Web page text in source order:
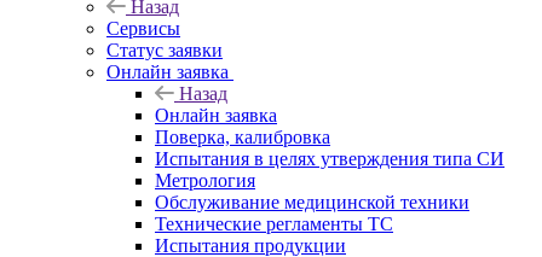
Назад
Сервисы
Статус заявки
Онлайн заявка
Назад
Онлайн заявка
Поверка, калибровка
Испытания в целях утверждения типа СИ
Метрология
Обслуживание медицинской техники
Технические регламенты ТС
Испытания продукции